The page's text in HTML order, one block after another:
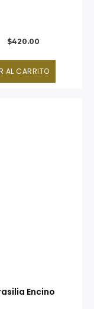
$420.00
AL CARRITO
Encino